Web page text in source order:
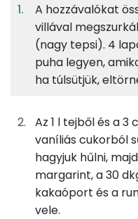
A tésztához
58gfinomliszt
3g cukrozatlan
25gporcukor
1gsütőpor
6%
Fehérje
67%
TOP ásványi
Kálcium
Nátrium
Magnézium
A hozzávalókat
villával
(nagy tepsi). 4
puha legyen,
ha túlsütjük,
Az 1 l tejből és a
vaníliás cukorból
hagyjuk hűlni,
margarint, a 30
kakaóport és a
vele.